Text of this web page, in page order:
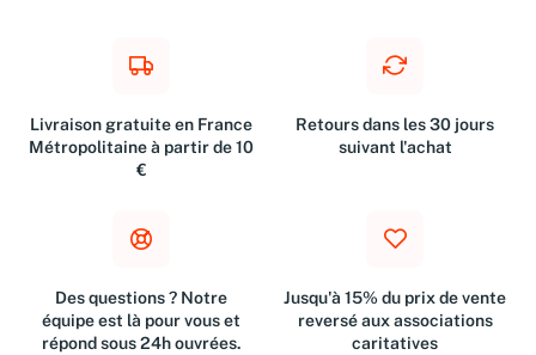
Livraison gratuite en France
Métropolitaine à partir de 10
€
Retours dans les 30 jours
suivant l'achat
Des questions ? Notre
équipe est là pour vous et
répond sous 24h ouvrées.
Jusqu'à 15% du prix de vente
reversé aux associations
caritatives